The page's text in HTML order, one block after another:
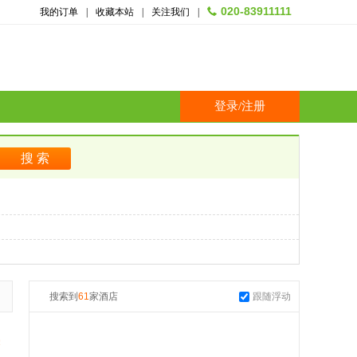
我的订单 收藏本站 关注我们 020-83911111
登录/注册
搜索到 61家酒店 跟随浮动